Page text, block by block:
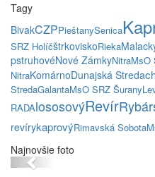
Tagy
BivakCZPPieštanySenica
SRZ HolíčštrkoviskoRieka
pstruhovéNové ZámkyNitraMsO
NitraKomárnoDunajská Streda
StredaGalantaMsO SRZ Šurany
RADAlososovýRevír
revírykaprovýRimavská Sobota
Najnovšie foto
Previous